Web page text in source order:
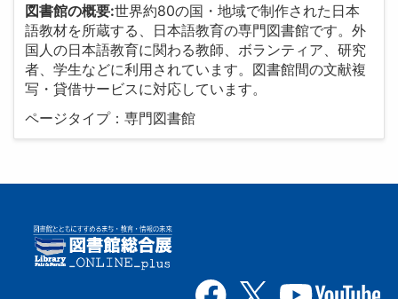
図書館の概要:世界約80の国・地域で制作された日本
語教材を所蔵する、日本語教育の専門図書館です。外
国人の日本語教育に関わる教師、ボランティア、研究
者、学生などに利用されています。図書館間の文献複
写・貸借サービスに対応しています。
ページタイプ：専門図書館